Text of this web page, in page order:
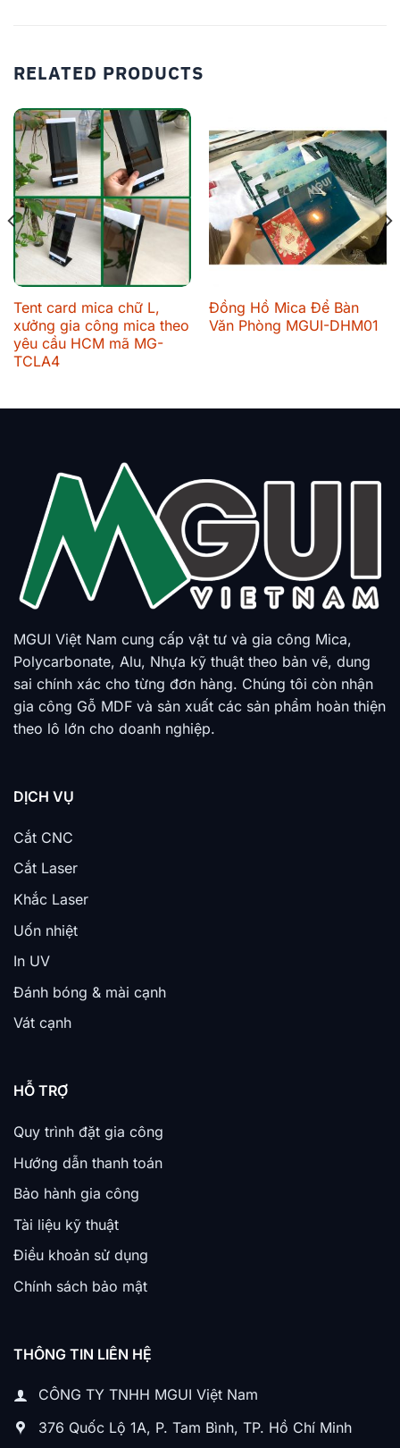
RELATED PRODUCTS
Tent card mica chữ L,
xưởng gia công mica theo
yêu cầu HCM mã MG-
TCLA4
Đồng Hồ Mica Để Bàn
Văn Phòng MGUI-DHM01
MGUI Việt Nam cung cấp vật tư và gia công Mica,
Polycarbonate, Alu, Nhựa kỹ thuật theo bản vẽ, dung
sai chính xác cho từng đơn hàng. Chúng tôi còn nhận
gia công Gỗ MDF và sản xuất các sản phẩm hoàn thiện
theo lô lớn cho doanh nghiệp.
DỊCH VỤ
Cắt CNC
Cắt Laser
Khắc Laser
Uốn nhiệt
In UV
Đánh bóng & mài cạnh
Vát cạnh
HỖ TRỢ
Quy trình đặt gia công
Hướng dẫn thanh toán
Bảo hành gia công
Tài liệu kỹ thuật
Điều khoản sử dụng
Chính sách bảo mật
THÔNG TIN LIÊN HỆ
CÔNG TY TNHH MGUI Việt Nam
376 Quốc Lộ 1A, P. Tam Bình, TP. Hồ Chí Minh